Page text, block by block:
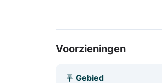
Voorzieningen
Gebied